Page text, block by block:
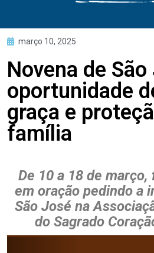
março 10, 2025
Novena de
oportunidade
graça e
família
De 10 a 18 de
em oração pedindo a
São José na
do Sagrado